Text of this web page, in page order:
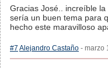
Gracias José.. increíble la
sería un buen tema para
hecho este maravilloso
#7 Alejandro Castaño - marzo